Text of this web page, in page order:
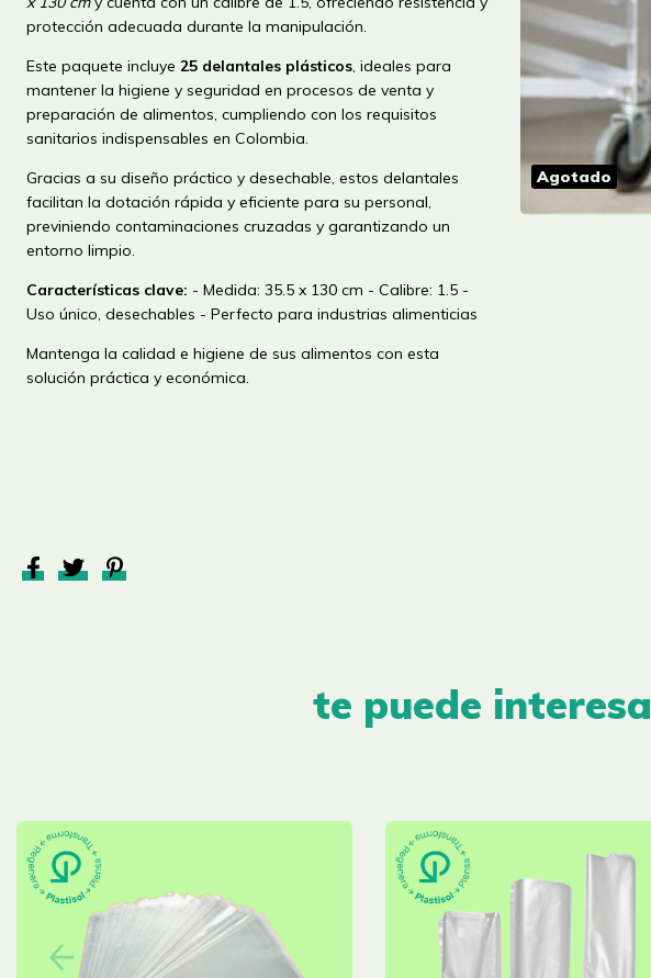
protección adecuada durante la manipulación.
Este paquete incluye 25 delantales plásticos, ideales para
mantener la higiene y seguridad en procesos de venta y
preparación de alimentos, cumpliendo con los requisitos
sanitarios indispensables en Colombia.
Gracias a su diseño práctico y desechable, estos delantales
facilitan la dotación rápida y eficiente para su personal,
previniendo contaminaciones cruzadas y garantizando un
entorno limpio.
Características clave: - Medida: 35.5 x 130 cm - Calibre: 1.5 -
Uso único, desechables - Perfecto para industrias alimenticias
Mantenga la calidad e higiene de sus alimentos con esta
solución práctica y económica.
Agotado
te puede